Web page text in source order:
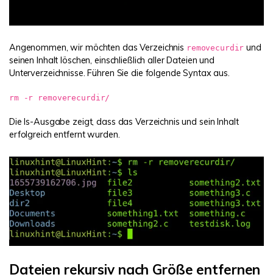
Angenommen, wir möchten das Verzeichnis removecurdir und
seinen Inhalt löschen, einschließlich aller Dateien und
Unterverzeichnisse. Führen Sie die folgende Syntax aus.
rm -r removerecurdir/
Die ls-Ausgabe zeigt, dass das Verzeichnis und sein Inhalt
erfolgreich entfernt wurden.
Dateien rekursiv nach Größe entfernen